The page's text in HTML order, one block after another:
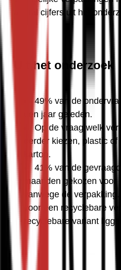
aantal cijfers uit het
Uit het onderzoek
49% van de
een jaar geleden.
Op de vraag welk
eerder kiezen, plastic
karton.
41% van de
maanden gekozen
vanwege de
voor een recyclebare
recycl ebare variant